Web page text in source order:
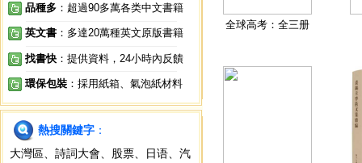
品種多 ：超過90多萬各类中文書籍
英文書 ：多達20萬種英文原版書籍
找書快 ：提供資料，24小時內反饋
環保包裝 ：採用紙箱、氣泡紙材料
熱搜關鍵字 ：
大灣區
詩詞大會 股票 日语
汽
全球高考：全三册